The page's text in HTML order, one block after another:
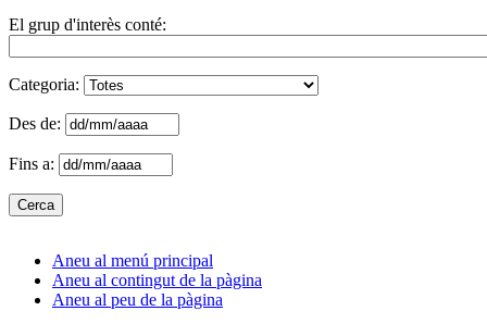
El grup d'interès conté:
Categoria:
Des de:
Fins a:
Aneu al menú principal
Aneu al contingut de la pàgina
Aneu al peu de la pàgina